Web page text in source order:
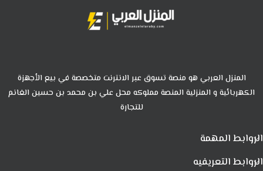
المنزل العربي هو منصة تسوق عبر الانترنت متخصصة في بيع الأجهزة
الكهربائية و المنزلية المنصة مملوكه محل علي بن محمد بن حسين الغانم
للتجارة
الروابط المهمة
الروابط التعريفيه